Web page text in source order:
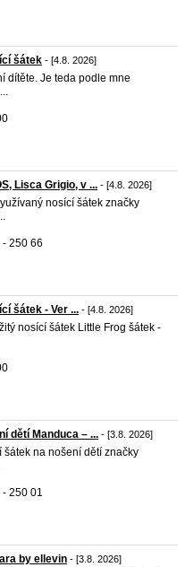
šátek - [4.8. 2026]
dítěte. Je teda podle mne
Lisca Grigio, v ... - [4.8. 2026]
nosící šátek značky
- 250 66
šátek - Ver ... - [4.8. 2026]
nosící šátek Little Frog šátek -
dětí Manduca – ... - [3.8. 2026]
šátek na nošení dětí značky
- 250 01
by ellevin - [3.8. 2026]